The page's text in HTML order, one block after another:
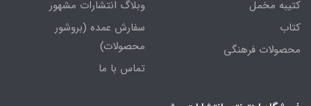
کتیبه مخمل
کتاب
محصولات فرهنگی
وبلاگ انتشارات مشهور
سفارش عمده (بروشور
محصولات)
تماس با ما